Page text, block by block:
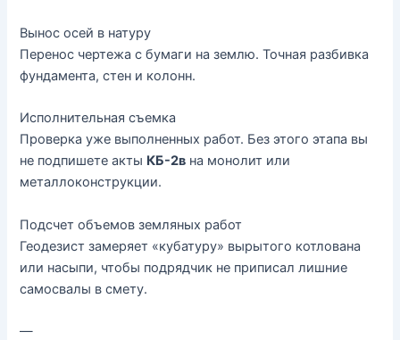
Вынос осей в натуру
Перенос чертежа с бумаги на землю. Точная разбивка
фундамента, стен и колонн.
Исполнительная съемка
Проверка уже выполненных работ. Без этого этапа вы
не подпишете акты КБ-2в на монолит или
металлоконструкции.
Подсчет объемов земляных работ
Геодезист замеряет «кубатуру» вырытого котлована
или насыпи, чтобы подрядчик не приписал лишние
самосвалы в смету.
—